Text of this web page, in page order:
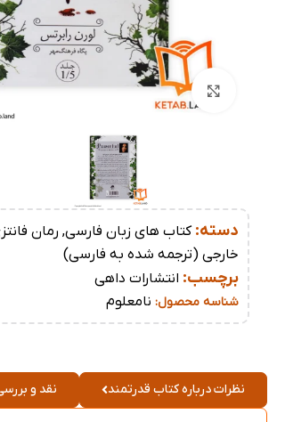
بزرگنمایی تصویر
دسته: کتاب های زبان فارسی, رمان
خارجی (ترجمه شده به فارسی)
برچسب: انتشارات داهی
شناسه محصول: نامعلوم
نظرات درباره کتاب قدرتمند نقد و